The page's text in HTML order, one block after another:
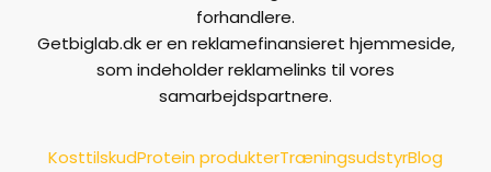
forhandlere.
Getbiglab.dk er en reklamefinansieret hjemmeside,
som indeholder reklamelinks til vores
samarbejdspartnere.
KosttilskudProtein produkterTræningsudstyrBlog